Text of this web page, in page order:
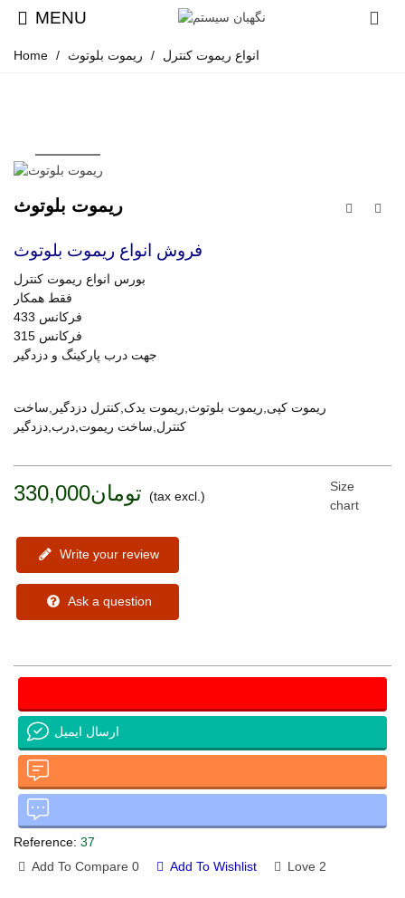
MENU
Home / انواع ریموت کنترل / ریموت بلوتوث
ریموت بلوتوث
فروش انواع ریموت بلوتوث
بورس انواع ریموت کنترل
فقط همکار
فرکانس 433
فرکانس 315
جهت درب پارکینگ و دزدگیر
ریموت کپی,ریموت بلوتوث,ریموت یدک,کنترل دزدگیر,ساخت
کنترل,ساخت ریموت,درب,دزدگیر
تومان330,000 (tax excl.)
Write your review
Ask a question
Size
chart
ارسال ایمیل
Reference: 37
Add To Compare 0 Add To Wishlist Love 2